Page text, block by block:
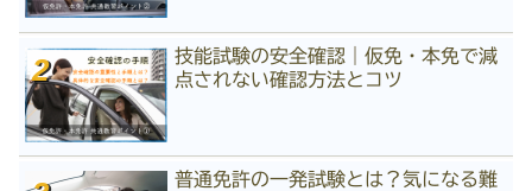
技能試験の安全確認｜仮免・本免で減
点されない確認方法とコツ
普通免許の一発試験とは？気になる難